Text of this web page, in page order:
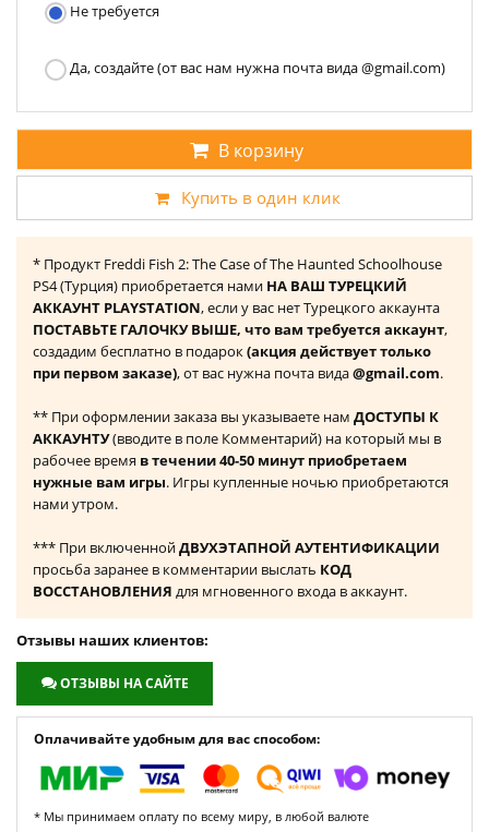
Не требуется
Да, создайте (от вас нам нужна почта вида @gmail.com)
В корзину
Купить в один клик
* Продукт Freddi Fish 2: The Case of The Haunted Schoolhouse
PS4 (Турция) приобретается нами НА ВАШ ТУРЕЦКИЙ
АККАУНТ PLAYSTATION, если у вас нет Турецкого аккаунта
ПОСТАВЬТЕ ГАЛОЧКУ ВЫШЕ, что вам требуется аккаунт,
создадим бесплатно в подарок(акция действует только
при первом заказе), от вас нужна почта вида@gmail.com.
** При оформлении заказа вы указываете нам ДОСТУПЫ К
АККАУНТУ(вводите в поле Комментарий) на который мы в
рабочее время в течении 40-50 минут приобретаем
нужные вам игры. Игры купленные ночью приобретаются
нами утром.
*** При включеннойДВУХЭТАПНОЙ АУТЕНТИФИКАЦИИ
просьба заранее в комментарии выслать КОД
ВОССТАНОВЛЕНИЯ для мгновенного входа в аккаунт.
Отзывы наших клиентов:
ОТЗЫВЫ НА САЙТЕ
Оплачивайте удобным для вас способом:
* Мы принимаем оплату по всему миру, в любой валюте